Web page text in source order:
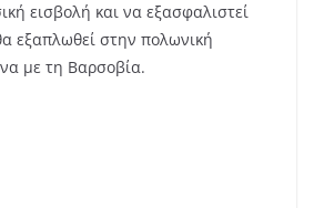
εισβολή και να εξασφαλιστεί
εξαπλωθεί στην πολωνική
με τη Βαρσοβία.